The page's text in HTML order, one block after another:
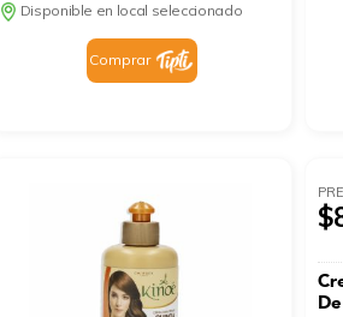
Disponible en local seleccionado
Comprar